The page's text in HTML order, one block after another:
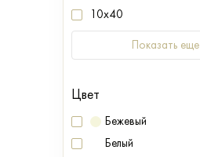
10x40
Показать еще
Цвет
Бежевый
Белый